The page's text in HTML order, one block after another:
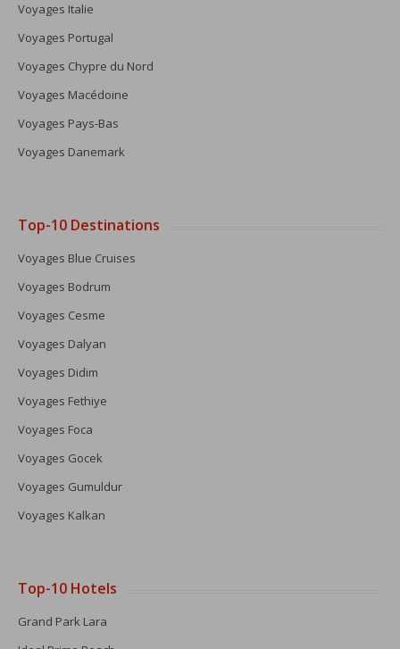
Voyages Italie
Voyages Portugal
Voyages Chypre du Nord
Voyages Macédoine
Voyages Pays-Bas
Voyages Danemark
Top-10 Destinations
Voyages Blue Cruises
Voyages Bodrum
Voyages Cesme
Voyages Dalyan
Voyages Didim
Voyages Fethiye
Voyages Foca
Voyages Gocek
Voyages Gumuldur
Voyages Kalkan
Top-10 Hotels
Grand Park Lara